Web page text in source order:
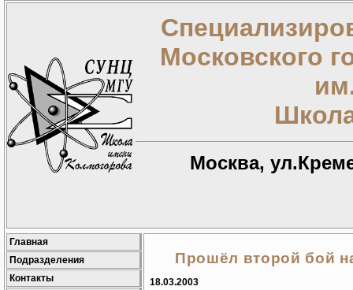
Московского
Москва,
Главная
Подразделения
Контакты
Прошёл второй бой
18.03.2003